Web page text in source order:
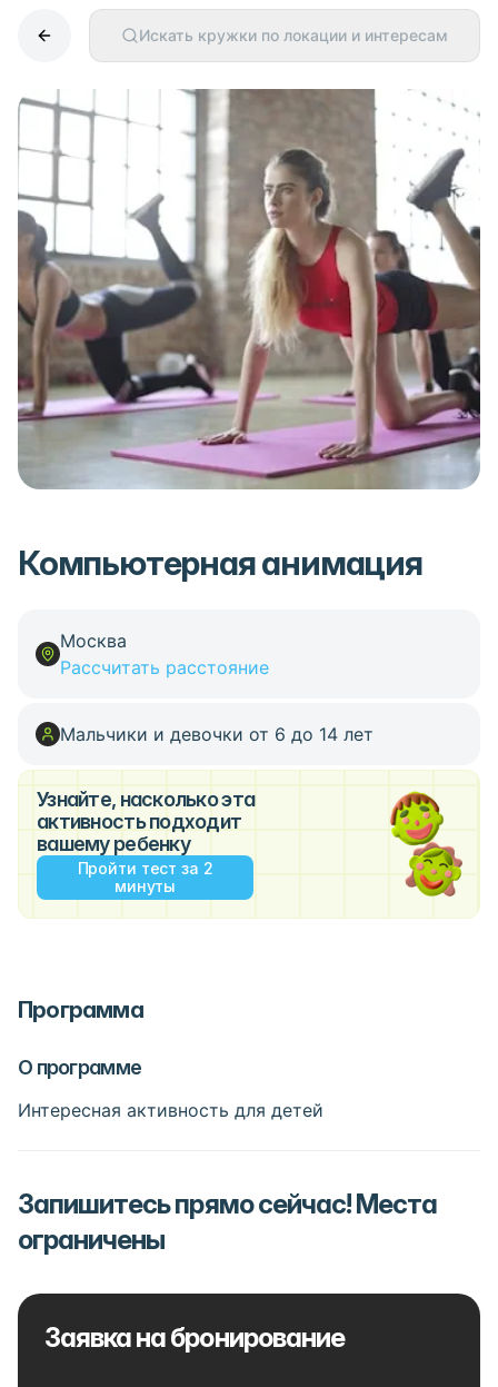
Искать кружки по локации и интересам
Компьютерная анимация
Москва
Рассчитать расстояние
Мальчики и девочки от 6 до 14 лет
Узнайте, насколько эта
активность подходит
вашему ребенку
Пройти тест за 2
минуты
Программа
О программе
Интересная активность для детей
Запишитесь прямо сейчас! Места
ограничены
Заявка на бронирование